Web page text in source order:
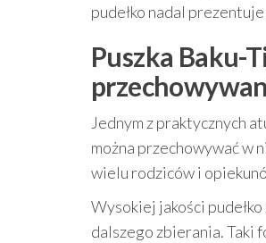
pudełko nadal
Puszka Baku-
Jednym z praktycznych
można przechowywać w
wielu rodziców i
Wysokiej jakości
dalszego zbierania. Taki